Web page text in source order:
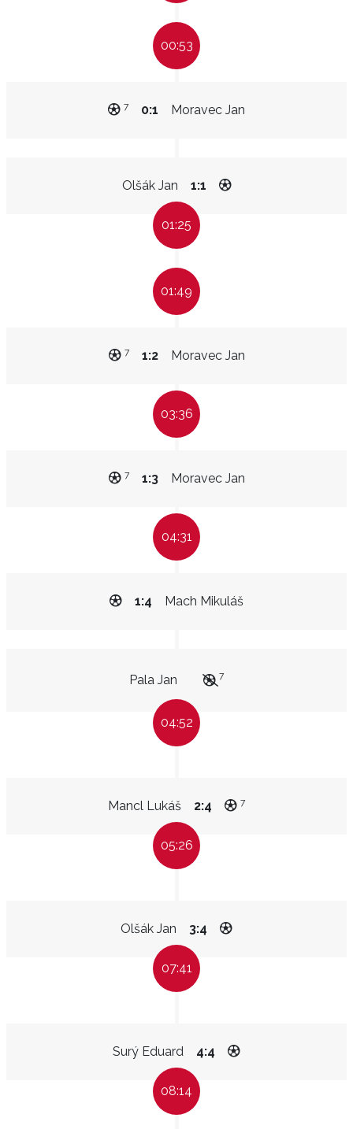
00:53
Moravec Jan
0:1
7
Olšák Jan 1:1
01:25
01:49
Moravec Jan
1:2
7
03:36
Moravec Jan
1:3
7
04:31
Mach Mikuláš
1:4
Pala Jan 7
04:52
Mancl Lukáš 2:4 7
05:26
Olšák Jan 3:4
07:41
Surý Eduard 4:4
08:14